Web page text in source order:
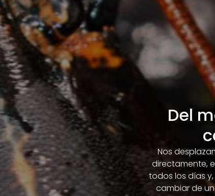
Del
Nos
directamente,
todos los días
cambiar de